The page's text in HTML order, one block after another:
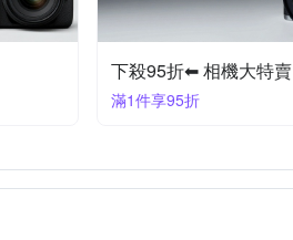
下殺95折⬅︎ 相機大特賣
滿1件享95折